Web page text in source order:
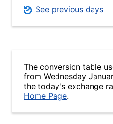
See previous days
The conversion table
from Wednesday
the today's exchange
Home Page.